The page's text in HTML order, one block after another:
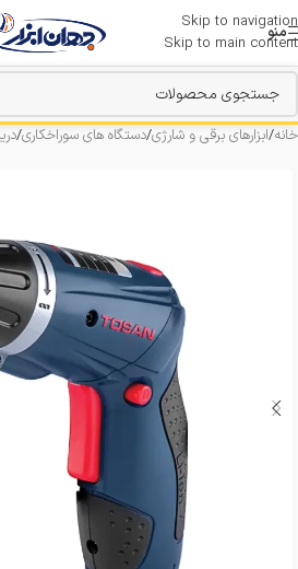
Skip to navigation
Skip to main content
منو
خانه/ابزارهای برقی و شارژی/دستگاه های سوراخکاری/